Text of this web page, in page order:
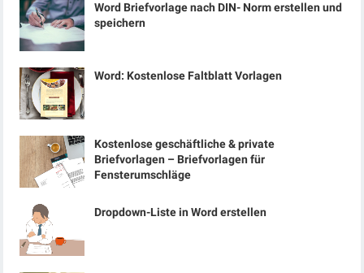
Word Briefvorlage nach DIN- Norm erstellen und
speichern
Word: Kostenlose Faltblatt Vorlagen
Kostenlose geschäftliche & private
Briefvorlagen – Briefvorlagen für
Fensterumschläge
Dropdown-Liste in Word erstellen